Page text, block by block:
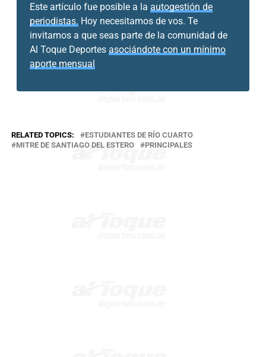
Este artículo fue posible a la autogestión de
periodistas. Hoy necesitamos de vos. Te
invitamos a que seas parte de la comunidad de
Al Toque Deportes asociándote con un mínimo
aporte mensual
RELATED TOPICS:
ESTUDIANTES DE RÍO CUARTO
MITRE DE SANTIAGO DEL ESTERO
PRINCIPALES